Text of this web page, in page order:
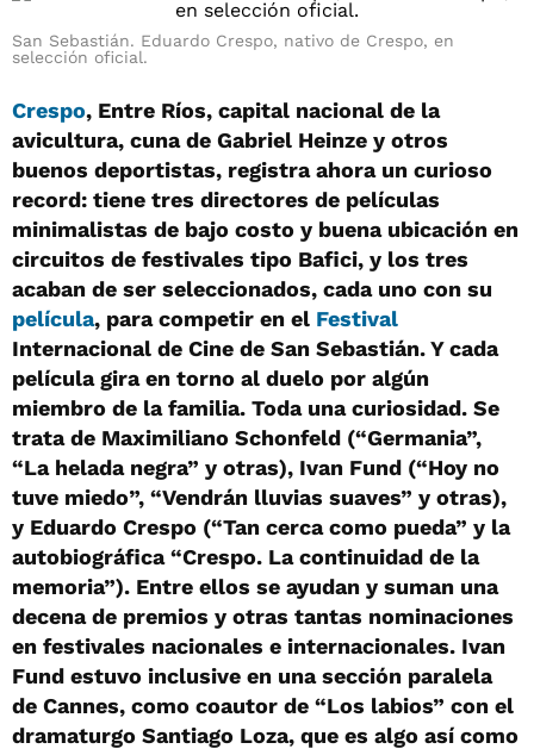
San Sebastián. Eduardo Crespo, nativo de Crespo, en
selección oficial.
Crespo, Entre Ríos, capital nacional de la
avicultura, cuna de Gabriel Heinze y otros
buenos deportistas, registra ahora un curioso
record: tiene tres directores de películas
minimalistas de bajo costo y buena ubicación en
circuitos de festivales tipo Bafici, y los tres
acaban de ser seleccionados, cada uno con su
película, para competir en el Festival
Internacional de Cine de San Sebastián. Y cada
película gira en torno al duelo por algún
miembro de la familia. Toda una curiosidad. Se
trata de Maximiliano Schonfeld (“Germania”,
“La helada negra” y otras), Ivan Fund (“Hoy no
tuve miedo”, “Vendrán lluvias suaves” y otras),
y Eduardo Crespo (“Tan cerca como pueda” y la
autobiográfica “Crespo. La continuidad de la
memoria”). Entre ellos se ayudan y suman una
decena de premios y otras tantas nominaciones
en festivales nacionales e internacionales. Ivan
Fund estuvo inclusive en una sección paralela
de Cannes, como coautor de “Los labios” con el
dramaturgo Santiago Loza, que es algo así como